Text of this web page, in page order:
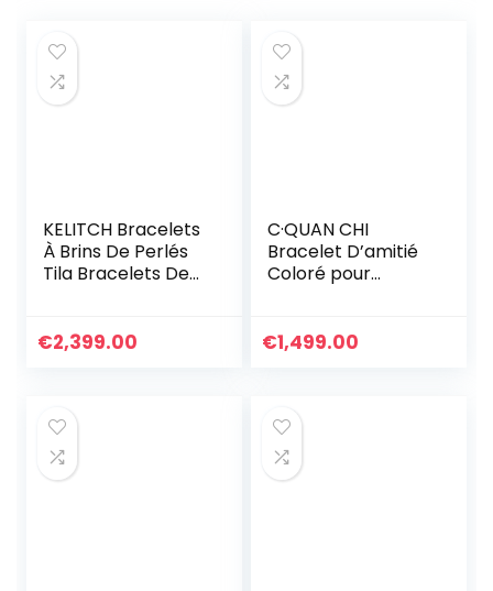
KELITCH Bracelets
À Brins De Perlés
Tila Bracelets De
Main D’exquis pour
€2,399.00
C·QUAN CHI
Bracelet D’amitié
Coloré pour
Perles Tila
€1,499.00